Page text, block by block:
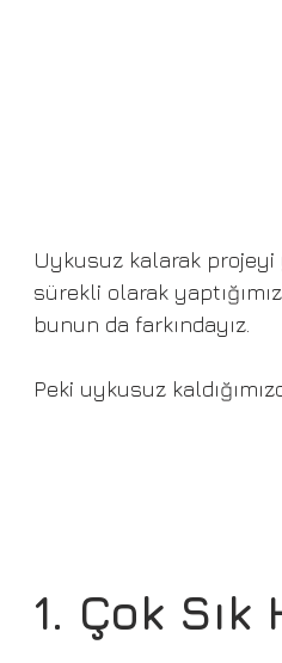
Uykusuz kalarak
sürekli olarak
bunun da farkındayız.
Peki uykusuz
1. Çok